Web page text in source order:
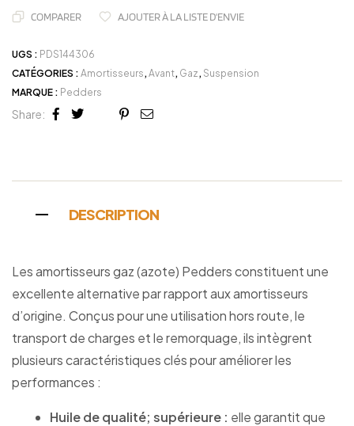
COMPARER AJOUTER À LA LISTE D'ENVIE
UGS : PDS144306
CATÉGORIES : Amortisseurs,Avant, Gaz, Suspension
MARQUE : Pedders
Share:
Facebook
TwitterLinkedin
Google+
Pinterest
Email
DESCRIPTION
Les amortisseurs gaz (azote) Pedders constituent une
excellente alternative par rapport aux amortisseurs
d’origine. Conçus pour une utilisation hors route, le
transport de charges et le remorquage, ils intègrent
plusieurs caractéristiques clés pour améliorer les
performances :
Huile de qualité; supérieure : elle garantit que